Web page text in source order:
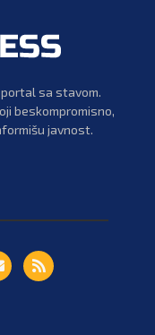
sa stavom.
beskompromisno,
javnost.